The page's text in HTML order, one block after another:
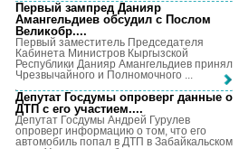
Первый зампред Данияр
Амангельдиев обсудил с Послом
Великобр....
Первый заместитель Председателя
Кабинета Министров Кыргызской
Республики Данияр Амангельдиев принял
Чрезвычайного и Полномочного ...
Депутат Госдумы опроверг данные о
ДТП с его участием....
Депутат Госдумы Андрей Гурулев
опроверг информацию о том, что его
автомобиль попал в ДТП в Забайкальском